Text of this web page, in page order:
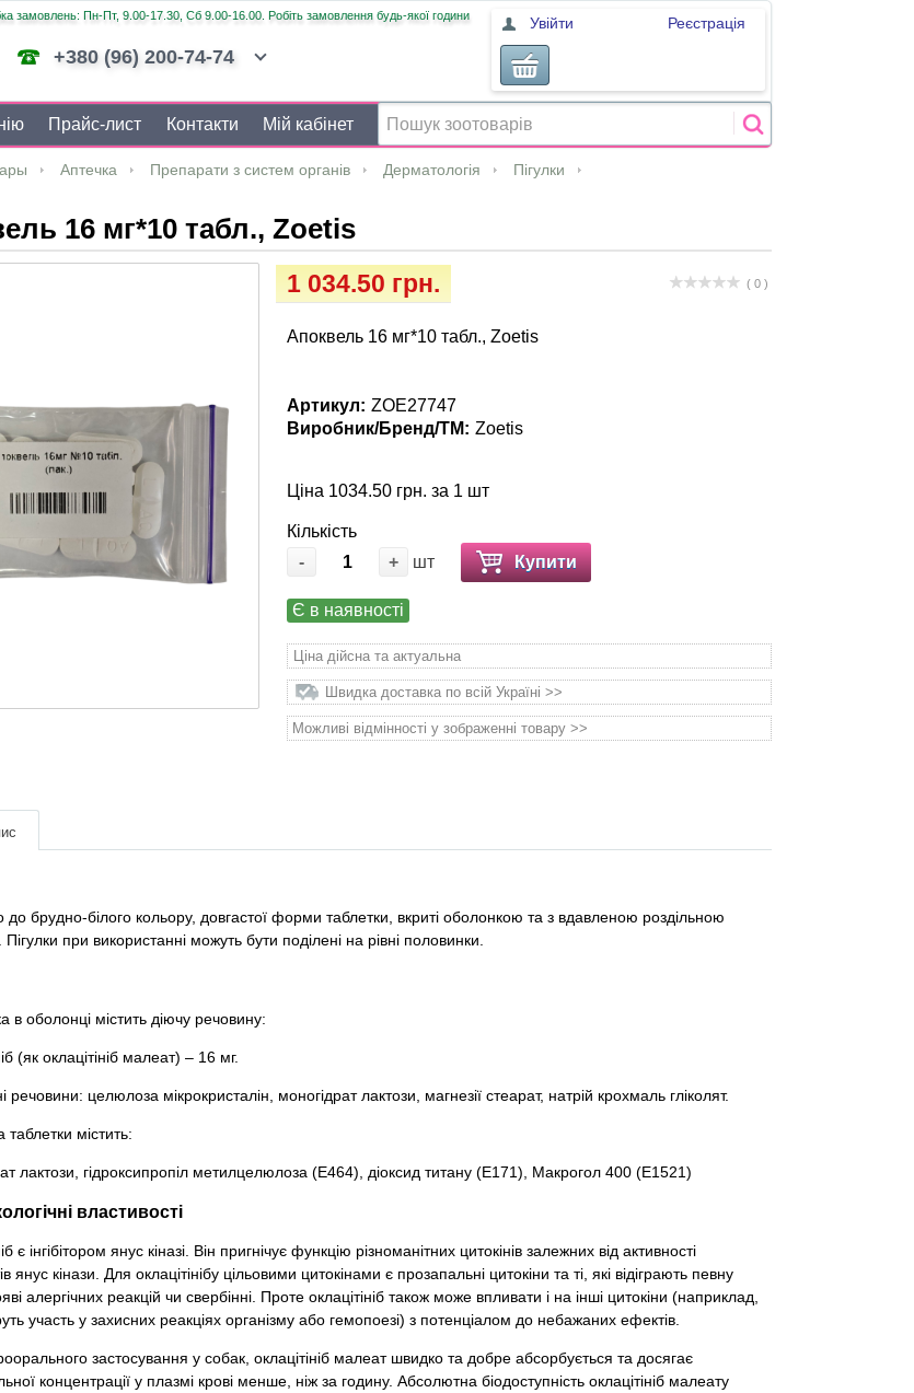
замовлень: Пн-Пт, 9.00-17.30, Сб 9.00-16.00. Робіть замовлення будь-якої години
+380 (96) 200-74-74
Увійти Реєстрація
Прайс-лист Контакти Мій кабінет
Аптечка Препарати з систем органів Дерматологія
Пігулки
16 мг*10 табл., Zoetis
( 0 )
1 034.50 грн.
Апоквель 16 мг*10 табл., Zoetis
Артикул: ZOE27747
Виробник/Бренд/ТМ: Zoetis
Ціна 1034.50 грн. за 1 шт
Кількість
-
+ шт Купити
Є в наявності
Ціна дійсна та актуальна
Швидка доставка по всій Україні >>
Можливі відмінності у зображенні товару >>
до брудно-білого кольору, довгастої форми таблетки, вкриті оболонкою та з вдавленою роздільною
при використанні можуть бути поділені на рівні половинки.
в оболонці містить діючу речовину:
(як оклацітініб малеат) – 16 мг.
речовини: целюлоза мікрокристалін, моногідрат лактози, магнезії стеарат, натрій крохмаль гліколят.
містить:
лактози, гідроксипропіл метилцелюлоза (Е464), діоксид титану (Е171), Макрогол 400 (Е1521)
властивості
є інгібітором янус кіназі. Він пригнічує функцію різноманітних цитокінів залежних від активності
янус кінази. Для оклацітінібу цільовими цитокінами є прозапальні цитокіни та ті, які відіграють певну
алергічних реакцій чи свербінні. Проте оклацітініб також може впливати і на інші цитокіни (наприклад,
участь у захисних реакціях організму або гемопоезі) з потенціалом до небажаних ефектів.
застосування у собак, оклацітініб малеат швидко та добре абсорбується та досягає
концентрації у плазмі крові менше, ніж за годину. Абсолютна біодоступність оклацітініб малеату